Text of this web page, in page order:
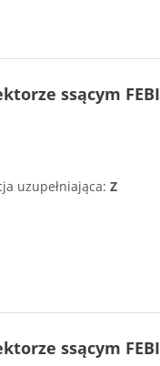
ssącym FEBI
uzupełniająca: Z
ssącym FEBI